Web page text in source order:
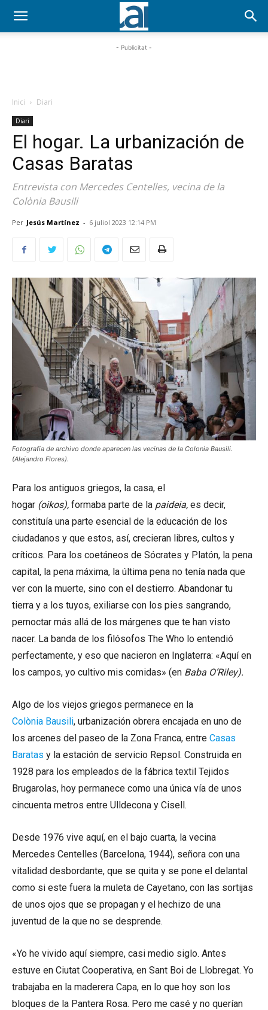
- Publicitat -
Inici Diari
Diari
El hogar. La urbanización de
Casas Baratas
Entrevista con Mercedes Centelles, vecina de la
Colònia Bausili
Per Jesús Martínez - 6 juliol 2023 12:14 PM
Fotografia de archivo donde aparecen las vecinas de la Colonia Bausili.
(Alejandro Flores).
Para los antiguos griegos, la casa, el
hogar (oikos), formaba parte de la paideia, es decir,
constituía una parte esencial de la educación de los
ciudadanos y que estos, así, crecieran libres, cultos y
críticos. Para los coetáneos de Sócrates y Platón, la pena
capital, la pena máxima, la última pena no tenía nada que
ver con la muerte, sino con el destierro. Abandonar tu
tierra y a los tuyos, exiliarse con los pies sangrando,
pernoctar más allá de los márgenes que te han visto
nacer. La banda de los filósofos The Who lo entendió
perfectamente, y eso que nacieron en Inglaterra: «Aquí en
los campos, yo cultivo mis comidas» (en Baba O’Riley).
Algo de los viejos griegos permanece en la
Colònia Bausili, urbanización obrera encajada en uno de
los arcenes del paseo de la Zona Franca, entre Casas
Baratas y la estación de servicio Repsol. Construida en
1928 para los empleados de la fábrica textil Tejidos
Brugarolas, hoy permanece como una única vía de unos
cincuenta metros entre Ulldecona y Cisell.
Desde 1976 vive aquí, en el bajo cuarta, la vecina
Mercedes Centelles (Barcelona, 1944), señora con una
vitalidad desbordante, que se quita y se pone el delantal
como si este fuera la muleta de Cayetano, con las sortijas
de unos ojos que se propagan y el hechizo de una
juventud de la que no se desprende.
«Yo he vivido aquí siempre, casi medio siglo. Antes
estuve en Ciutat Cooperativa, en Sant Boi de Llobregat. Yo
trabajaba en la maderera Capa, en lo que hoy son los
bloques de la Pantera Rosa. Pero me casé y no querían